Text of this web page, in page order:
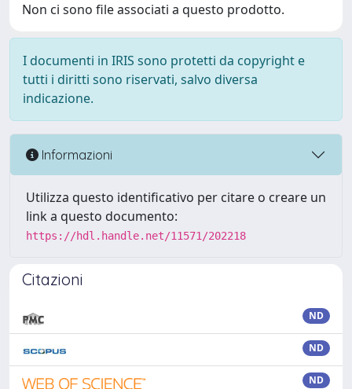
Non ci sono file associati a questo prodotto.
I documenti in IRIS sono protetti da copyright e
tutti i diritti sono riservati, salvo diversa
indicazione.
Informazioni
Utilizza questo identificativo per citare o creare un
link a questo documento:
https://hdl.handle.net/11571/202218
Citazioni
ND
ND
ND